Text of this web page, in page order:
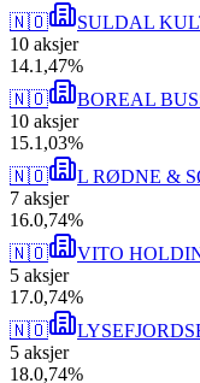
🇳🇴
SULDAL
10 aksjer
14.1,47%
🇳🇴
BOREAL
10 aksjer
15.1,03%
🇳🇴
L RØDNE &
7 aksjer
16.0,74%
🇳🇴
VITO
5 aksjer
17.0,74%
🇳🇴
5 aksjer
18.0,74%